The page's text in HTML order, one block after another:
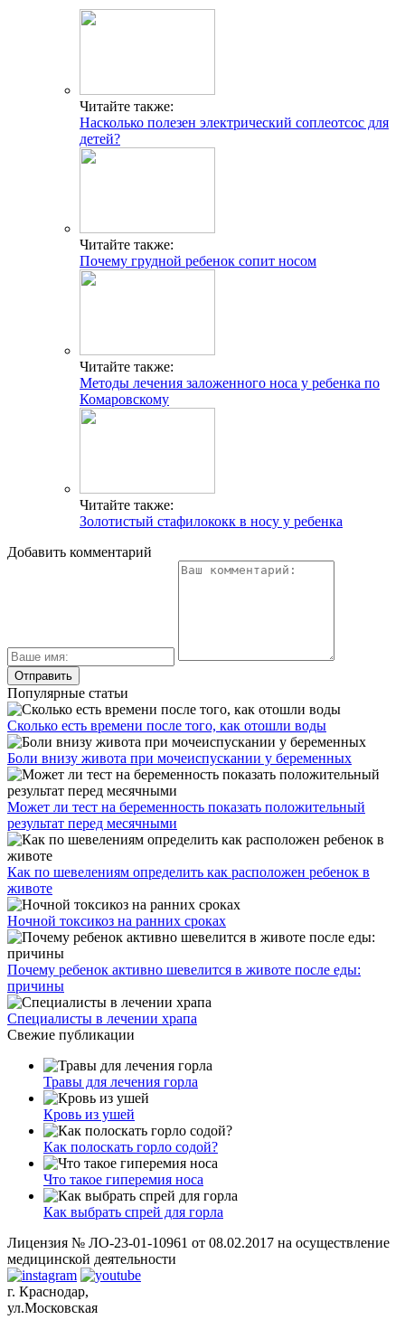
Читайте также:
Насколько полезен электрический соплеотсос для
детей?
Читайте также:
Почему грудной ребенок сопит носом
Читайте также:
Методы лечения заложенного носа у ребенка по
Комаровскому
Читайте также:
Золотистый стафилококк в носу у ребенка
Добавить комментарий
Популярные статьи
Сколько есть времени после того, как отошли воды
Боли внизу живота при мочеиспускании у беременных
Может ли тест на беременность показать положительный
результат перед месячными
Как по шевелениям определить как расположен ребенок в
животе
Ночной токсикоз на ранних сроках
Почему ребенок активно шевелится в животе после еды:
причины
Специалисты в лечении храпа
Свежие публикации
Травы для лечения горла
Кровь из ушей
Как полоскать горло содой?
Что такое гиперемия носа
Как выбрать спрей для горла
Лицензия № ЛО-23-01-10961 от 08.02.2017 на осуществление
медицинской деятельности
г. Краснодар,
ул.Московская